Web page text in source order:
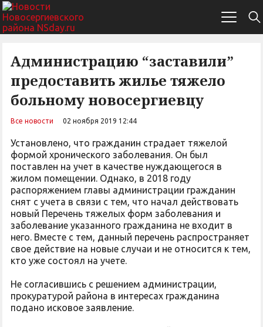
Администрацию “заставили”
предоставить жилье тяжело
больному новосергиевцу
Все новости 02 ноября 2019 12:44
Установлено, что гражданин страдает тяжелой
формой хронического заболевания. Он был
поставлен на учет в качестве нуждающегося в
жилом помещении. Однако, в 2018 году
распоряжением главы администрации гражданин
снят с учета в связи с тем, что начал действовать
новый Перечень тяжелых форм заболевания и
заболевание указанного гражданина не входит в
него. Вместе с тем, данный перечень распространяет
свое действие на новые случаи и не относится к тем,
кто уже состоял на учете.
Не согласившись с решением администрации,
прокуратурой района в интересах гражданина
подано исковое заявление.